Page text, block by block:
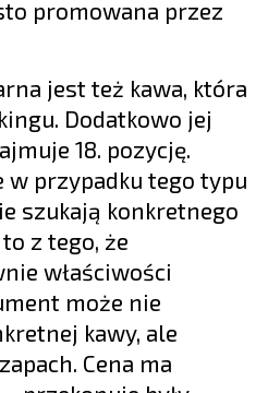
promowana przez
jest też kawa, która
Dodatkowo jej
18. pozycję.
w przypadku tego typu
szukają konkretnego
z tego, że
właściwości
może nie
kawy, ale
Cena ma